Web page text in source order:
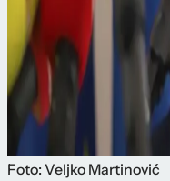
Foto: Veljko Martinović